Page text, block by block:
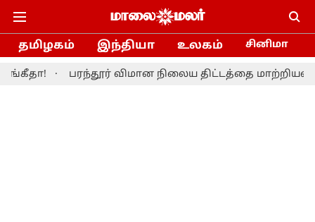
தமிழகம் இந்தியா உலகம் சினிமா
பரந்தூர் விமான நிலைய திட்டத்தை